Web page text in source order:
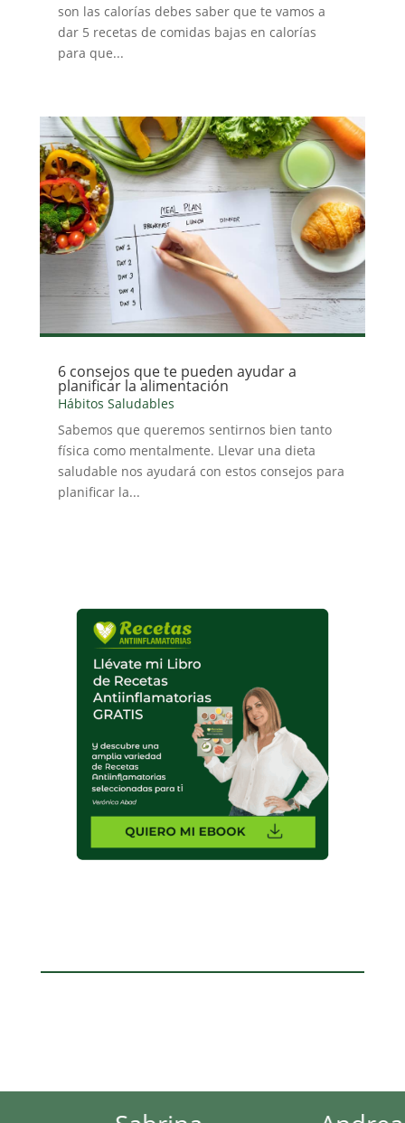
son las calorías debes saber que te vamos a
dar 5 recetas de comidas bajas en calorías
para que...
6 consejos que te pueden ayudar a
planificar la alimentación
Hábitos Saludables
Sabemos que queremos sentirnos bien tanto
física como mentalmente. Llevar una dieta
saludable nos ayudará con estos consejos para
planificar la...